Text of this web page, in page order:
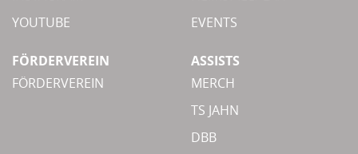
YOUTUBE
EVENTS
FÖRDERVEREIN
FÖRDERVEREIN
ASSISTS
MERCH
TS JAHN
DBB